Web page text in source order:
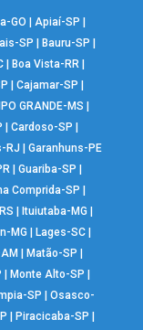
GO Apiaí-SP
SP Bauru-SP
Boa Vista-RR
Cajamar-SP
GRANDE-MS
Cardoso-SP
RJ
Garanhuns-PE
| Guariba-SP
Comprida-SP
Ituiutaba-MG
MG Lages-SC|
Matão-SP
Monte Alto-SP
SP |Osasco-
Piracicaba-SP